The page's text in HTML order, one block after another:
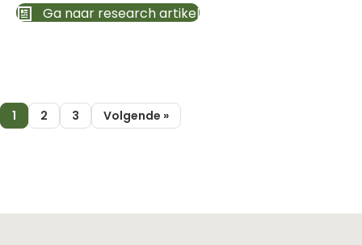
Ga naar research artikel
1 2 3 Volgende »